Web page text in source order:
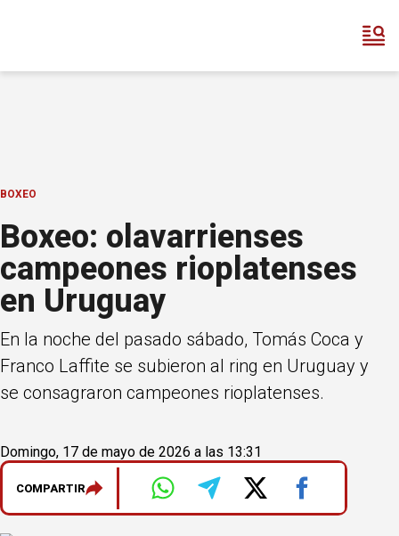
BOXEO
Boxeo: olavarrienses
campeones rioplatenses
en Uruguay
En la noche del pasado sábado, Tomás Coca y
Franco Laffite se subieron al ring en Uruguay y
se consagraron campeones rioplatenses.
Domingo, 17 de mayo de 2026 a las 13:31
COMPARTIR